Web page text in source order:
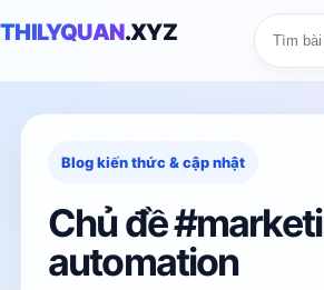
THILYQUAN.XYZ
Blog kiến thức & cập nhật
Chủ đề
automation